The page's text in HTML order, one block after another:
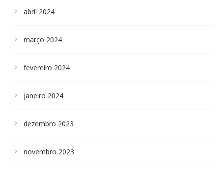
abril 2024
março 2024
fevereiro 2024
janeiro 2024
dezembro 2023
novembro 2023